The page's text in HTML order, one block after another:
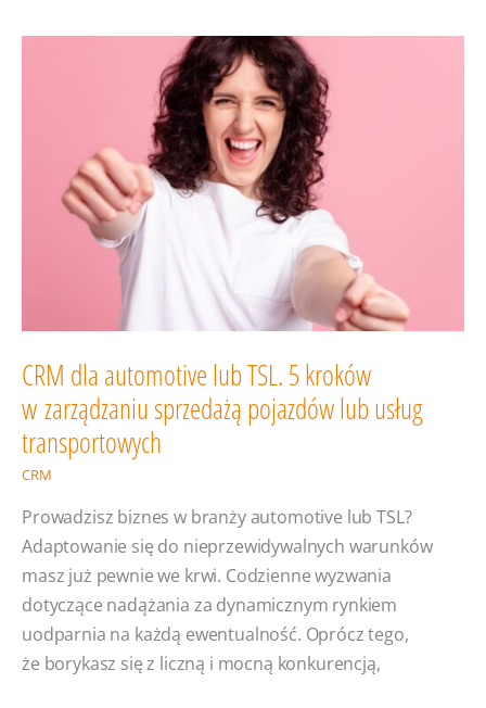
co może
CRM dla automotive lub TSL. 5 kroków
w zarządzaniu sprzedażą pojazdów lub usług
transportowych
CRM
Prowadzisz biznes w branży automotive lub TSL?
Adaptowanie się do nieprzewidywalnych warunków
masz już pewnie we krwi. Codzienne wyzwania
dotyczące nadążania za dynamicznym rynkiem
uodparnia na każdą ewentualność. Oprócz tego,
że borykasz się z liczną i mocną konkurencją,